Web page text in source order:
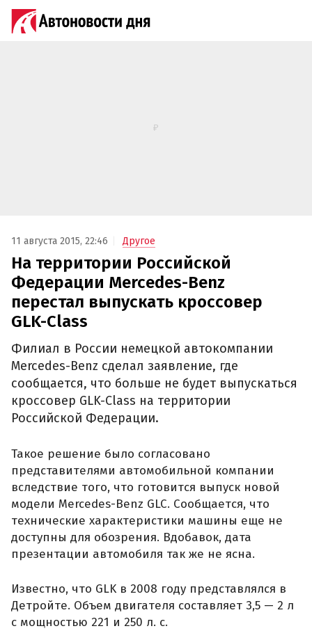
11 августа 2015, 22:46 Другое
На территории Российской
Федерации Mercedes-Benz
перестал выпускать кроссовер
GLK-Class
Филиал в России немецкой автокомпании
Mercedes-Benz сделал заявление, где
сообщается, что больше не будет выпускаться
кроссовер GLK-Class на территории
Российской Федерации.
Такое решение было согласовано
представителями автомобильной компании
вследствие того, что готовится выпуск новой
модели Mercedes-Benz GLC. Сообщается, что
технические характеристики машины еще не
доступны для обозрения. Вдобавок, дата
презентации автомобиля так же не ясна.
Известно, что GLK в 2008 году представлялся в
Детройте. Объем двигателя составляет 3,5 — 2 л
с мощностью 221 и 250 л. с.